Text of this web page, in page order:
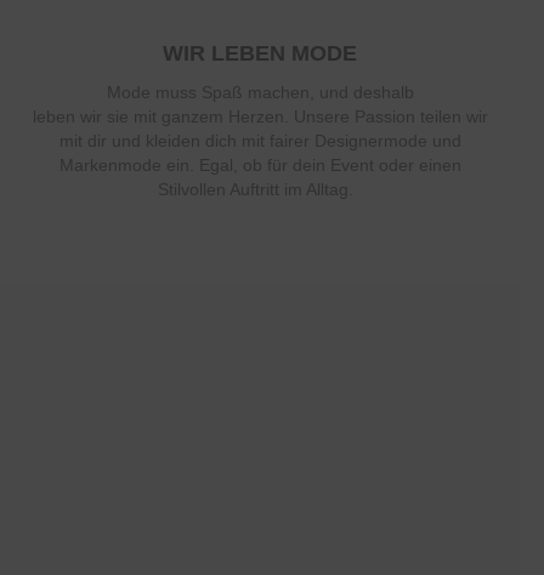
WIR LEBEN MODE
Mode muss Spaß machen, und deshalb
leben wir sie mit ganzem Herzen. Unsere Passion teilen wir
mit dir und kleiden dich mit fairer Designermode und
Markenmode ein. Egal, ob für dein Event oder einen
Stilvollen Auftritt im Alltag.